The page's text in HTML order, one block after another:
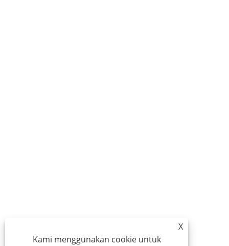
X
Kami menggunakan cookie untuk